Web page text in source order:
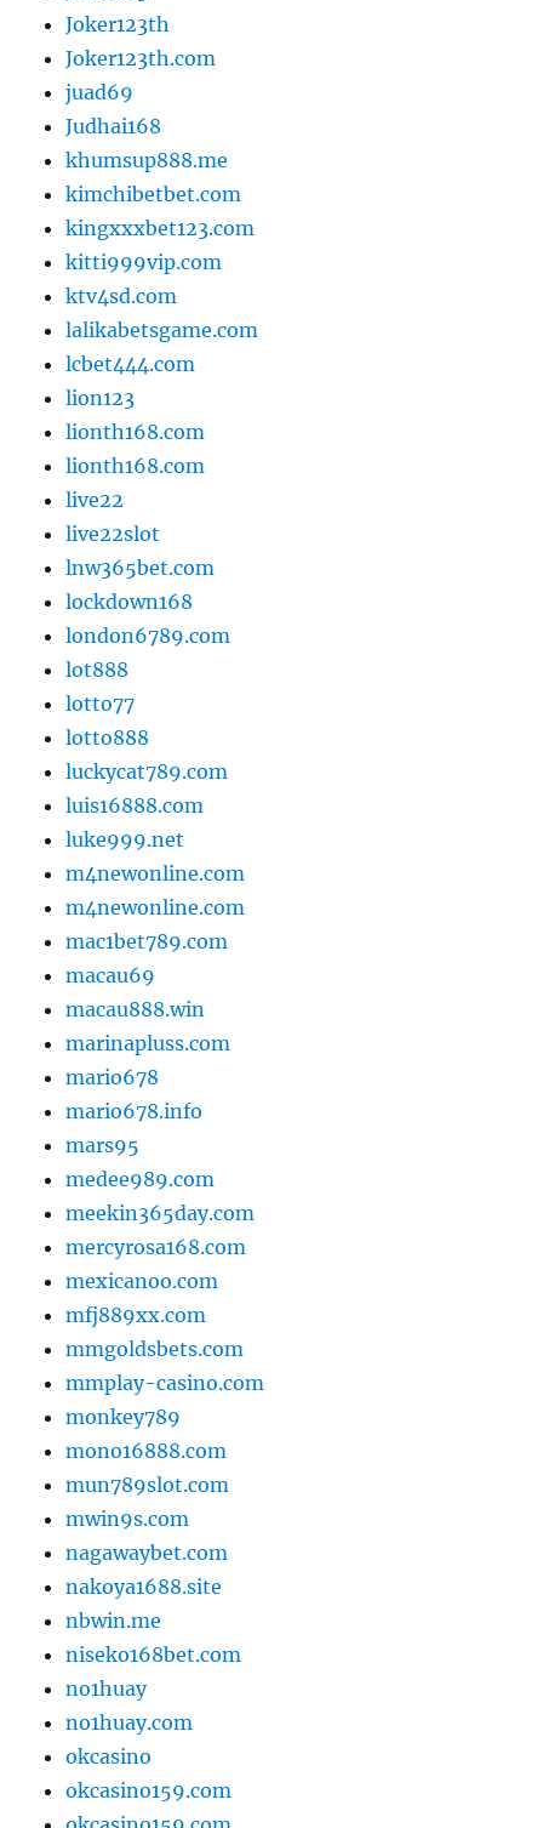
Joker123th
Joker123th.com
juad69
Judhai168
khumsup888.me
kimchibetbet.com
kingxxxbet123.com
kitti999vip.com
ktv4sd.com
lalikabetsgame.com
lcbet444.com
lion123
lionth168.com
lionth168.com
live22
live22slot
lnw365bet.com
lockdown168
london6789.com
lot888
lotto77
lotto888
luckycat789.com
luis16888.com
luke999.net
m4newonline.com
m4newonline.com
mac1bet789.com
macau69
macau888.win
marinapluss.com
mario678
mario678.info
mars95
medee989.com
meekin365day.com
mercyrosa168.com
mexicanoo.com
mfj889xx.com
mmgoldsbets.com
mmplay-casino.com
monkey789
mono16888.com
mun789slot.com
mwin9s.com
nagawaybet.com
nakoya1688.site
nbwin.me
niseko168bet.com
no1huay
no1huay.com
okcasino
okcasino159.com